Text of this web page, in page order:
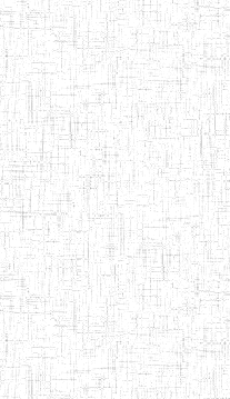
04/08/2010 ENIEG
04/08/2010 ENIEG
01/08/2014 ENIEG